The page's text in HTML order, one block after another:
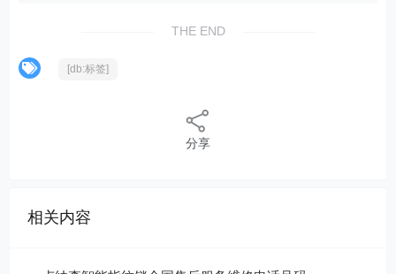
THE END
[db:标签]
分享
相关内容